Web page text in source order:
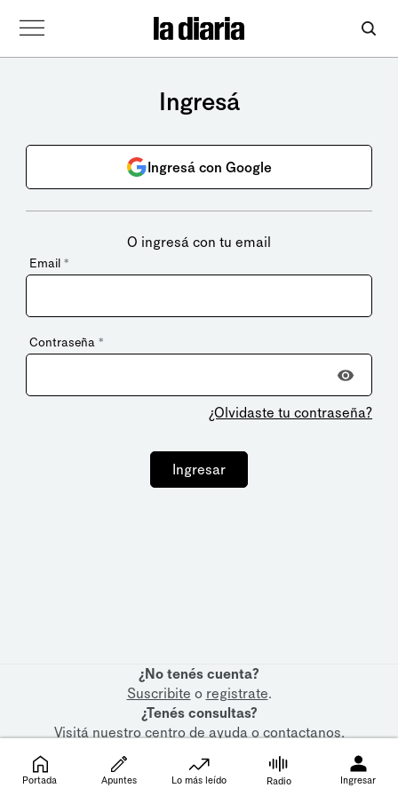
Ingresá
Ingresá con Google
O ingresá con tu email
Email *
Contraseña *
¿Olvidaste tu contraseña?
Ingresar
¿No tenés cuenta?
Suscribite o registrate.
¿Tenés consultas?
Visitá nuestrocentro de ayudaocontactanos.
Portada Apuntes Lo más leído Radio Ingresar